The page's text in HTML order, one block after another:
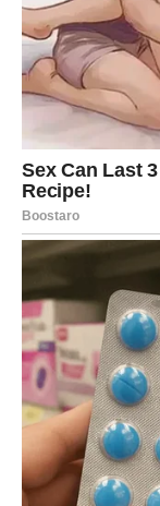
Slobodne Vage
umom i srcem.
osećaj da ste na
Škorpija
Ljubav za tebe
si u vezi, dolazi
produbljuje
Slobodne
karmički ton.
ostavlja dubok
se ne mogu